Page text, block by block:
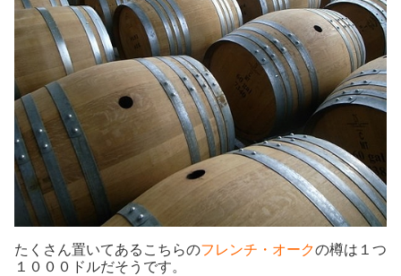
たくさん置いてあるこちらのフレンチ・オークの樽は１つ
１０００ドルだそうです。